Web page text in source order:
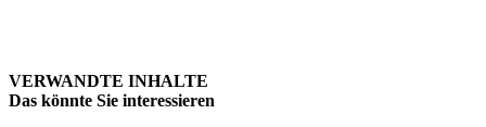
VERWANDTE INHALTE
Das könnte Sie interessieren